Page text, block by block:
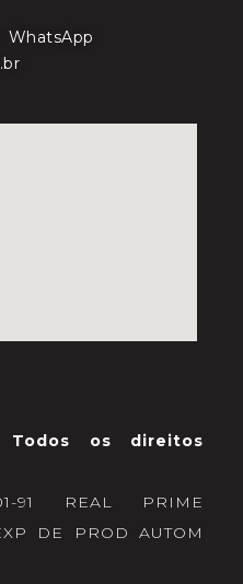
Todos os direitos
91 REAL PRIME
DE PROD AUTOM